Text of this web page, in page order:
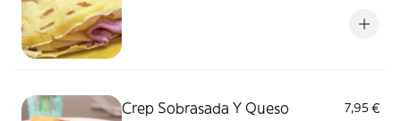
Crep Sobrasada Y Queso 7,95 €